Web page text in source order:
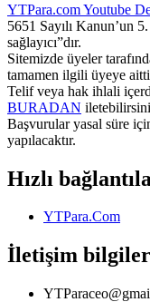
YTPara.comYoutube
5651 Sayılı Kanun’un
sağlayıcı”dır.
Sitemizde üyeler
tamamen ilgili üyeye
Telif veya hak ihlali
BURADAN
Başvurular yasal süre
yapılacaktır.
Hızlı
YTPara.Com
İletişim